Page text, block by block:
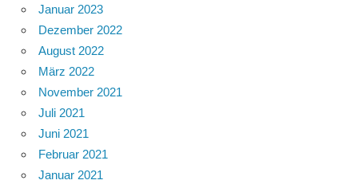
Januar 2023
Dezember 2022
August 2022
März 2022
November 2021
Juli 2021
Juni 2021
Februar 2021
Januar 2021